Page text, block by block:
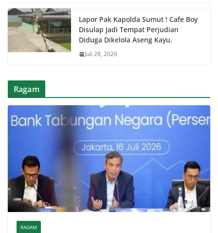
Lapor Pak Kapolda Sumut ! Cafe Boy
Disulap Jadi Tempat Perjudian
Diduga Dikelola Aseng Kayu.
Juli 28, 2026
Ragam
RAGAM